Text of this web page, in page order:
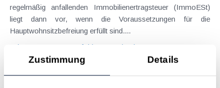
Zustimmung Details
regelmäßig anfallenden Immobilienertragsteuer (ImmoESt)
liegt dann vor, wenn die Voraussetzungen für die
Hauptwohnsitzbefreiung erfüllt sind....
Langtext
empfehlen drucken
Tagesgelder auch bei eintägiger Reise ohne